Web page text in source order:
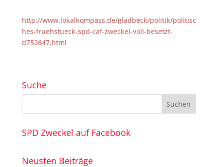
http://www.lokalkompass.de/gladbeck/politik/politisc
hes-fruehstueck-spd-caf-zweckel-voll-besetzt-
d752647.html
Suche
SPD Zweckel auf Facebook
Neusten Beiträge